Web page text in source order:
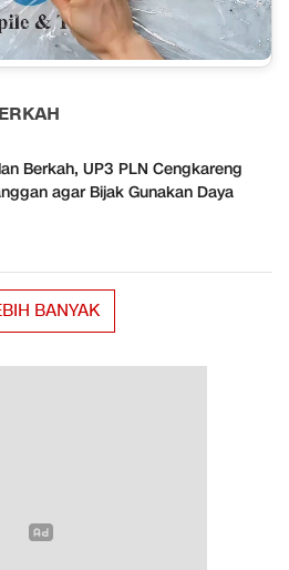
Berkah, UP3 PLN Cengkareng
agar Bijak Gunakan Daya
BANYAK